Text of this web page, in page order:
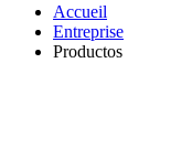
Accueil
Entreprise
Productos